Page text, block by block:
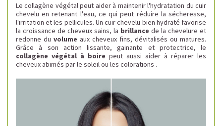
Le collagène végétal peut aider à maintenir l'hydratation du cuir
chevelu en retenant l'eau, ce qui peut réduire la sécheresse,
l'irritation et les pellicules. Un cuir chevelu bien hydraté favorise
la croissance de cheveux sains, la brillance de la chevelure et
redonne du volume aux cheveux fins, dévitalisés ou matures.
Grâce à son action lissante, gainante et protectrice, le
collagène végétal à boire peut aussi aider à réparer les
cheveux abimés par le soleil ou les colorations .